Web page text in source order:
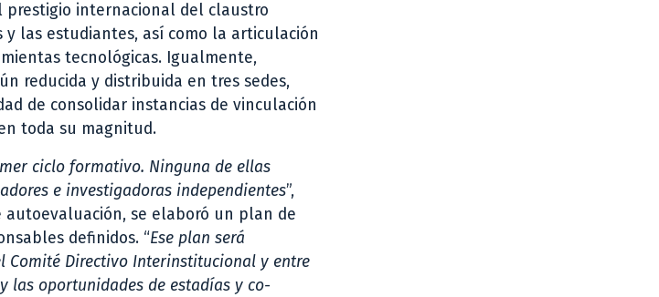
prestigio internacional del claustro
las estudiantes, así como la articulación
tecnológicas. Igualmente,
reducida y distribuida en tres sedes,
de consolidar instancias de vinculación
toda su magnitud.
ciclo formativo. Ninguna de ellas
e investigadoras independientes”,
autoevaluación, se elaboró un plan de
definidos. “Ese plan será
Comité Directivo Interinstitucional y entre
las oportunidades de estadías y co-